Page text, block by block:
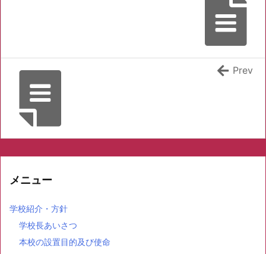
Prev
メニュー
学校紹介・方針
学校長あいさつ
本校の設置目的及び使命